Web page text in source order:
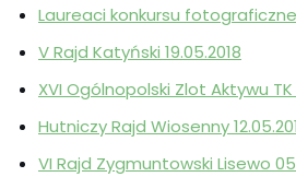
Laureaci konkursu
V Rajd Katyński 19.05.2018
XVI Ogólnopolski Zlot Aktywu TK
Hutniczy Rajd Wiosenny
VI Rajd Zygmuntowski Lisewo